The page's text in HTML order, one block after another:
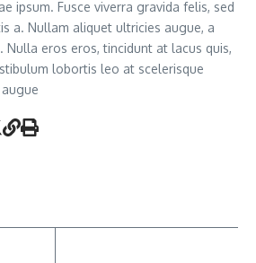
ipsum. Fusce viverra gravida felis, sed
a. Nullam aliquet ultricies augue, a
Nulla eros eros, tincidunt at lacus quis,
lobortis leo at scelerisque